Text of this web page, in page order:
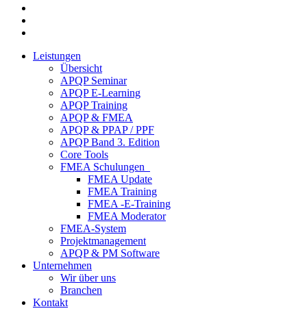
Leistungen
Übersicht
APQP Seminar
APQP E-Learning
APQP Training
APQP & FMEA
APQP & PPAP / PPF
APQP Band 3. Edition
Core Tools
FMEA Schulungen
FMEA Update
FMEA Training
FMEA -E-Training
FMEA Moderator
FMEA-System
Projektmanagement
APQP & PM Software
Unternehmen
Wir über uns
Branchen
Kontakt